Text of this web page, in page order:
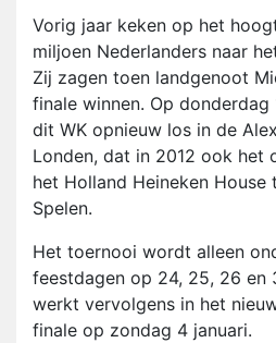
Vorig jaar keken op het
miljoen Nederlanders naar
Zij zagen toen landgenoot
finale winnen. Op
dit WK opnieuw los in de
Londen, dat in 2012 ook het
het Holland Heineken House
Spelen.
Het toernooi wordt alleen
feestdagen op 24, 25, 26 en
werkt vervolgens in het
finale op zondag 4 januari.